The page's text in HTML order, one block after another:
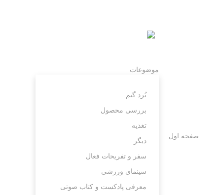
صفحه اول
موضوعات
بُرد گیم
بررسی محصول
تغذیه
دیگر
سفر و تفریحات فعال
سینمای ورزشی
معرفی پادکست و کتاب صوتی